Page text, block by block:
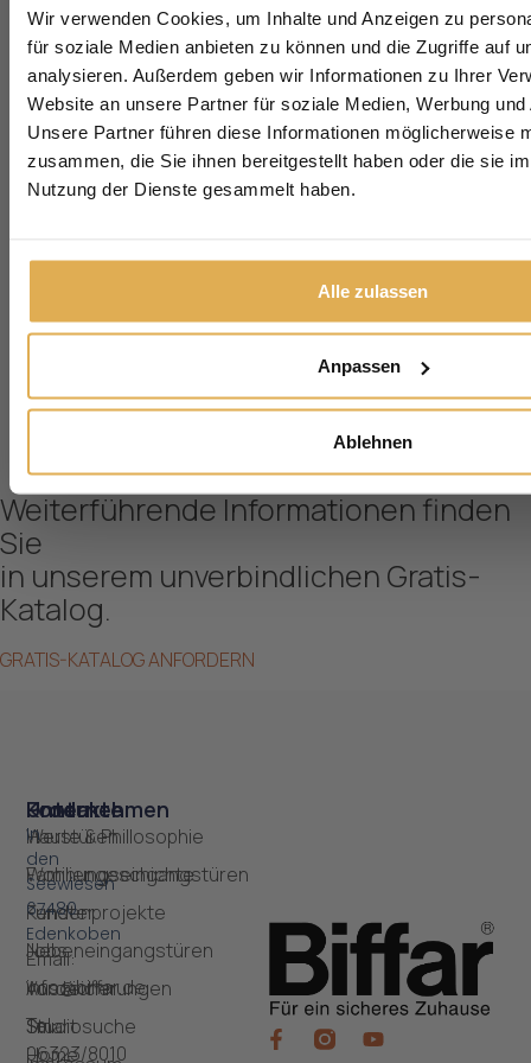
Wir verwenden Cookies, um Inhalte und Anzeigen zu
für soziale Medien anbieten zu können und die Zugriffe auf
analysieren. Außerdem geben wir Informationen zu Ihrer
Website an unsere Partner für soziale Medien, Werbung
Unsere Partner führen diese Informationen möglicherweise
zusammen, die Sie ihnen bereitgestellt haben oder die sie
Nutzung der Dienste gesammelt haben.
Alle zulassen
Anpassen
Ablehnen
Weiterführende Informationen finden
Sie
in unserem unverbindlichen Gratis-
Katalog.
GRATIS-KATALOG ANFORDERN
Produkte
Haustüren
Wohnungseingangstüren
Fenster
Nebeneingangstüren
Vordächer
Smart
Home
Unternehmen
Werte & Phillosophie
Familiengeschichte
Kundenprojekte
Jobs
Auszeichnungen
Studiosuche
Kontakt
In
den
Seewiesen
67480
Edenkoben
Email:
info@biffar.de
Tel:
06323/8010
Melden Sie sich für unseren Newsletter
und sichern Sie sich Ihren
Sicherheits-Check im Wert von 199
Jetzt anmelden